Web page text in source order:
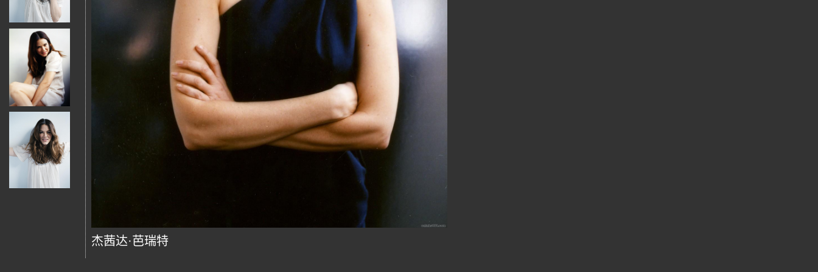
杰茜达·芭瑞特